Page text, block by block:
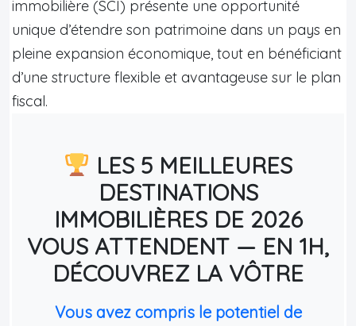
immobilière (SCI) présente une opportunité
unique d’étendre son patrimoine dans un pays en
pleine expansion économique, tout en bénéficiant
d’une structure flexible et avantageuse sur le plan
fiscal.
LES 5 MEILLEURES
DESTINATIONS
IMMOBILIÈRES DE 2026
VOUS ATTENDENT — EN 1H,
DÉCOUVREZ LA VÔTRE
Vous avez compris le potentiel de